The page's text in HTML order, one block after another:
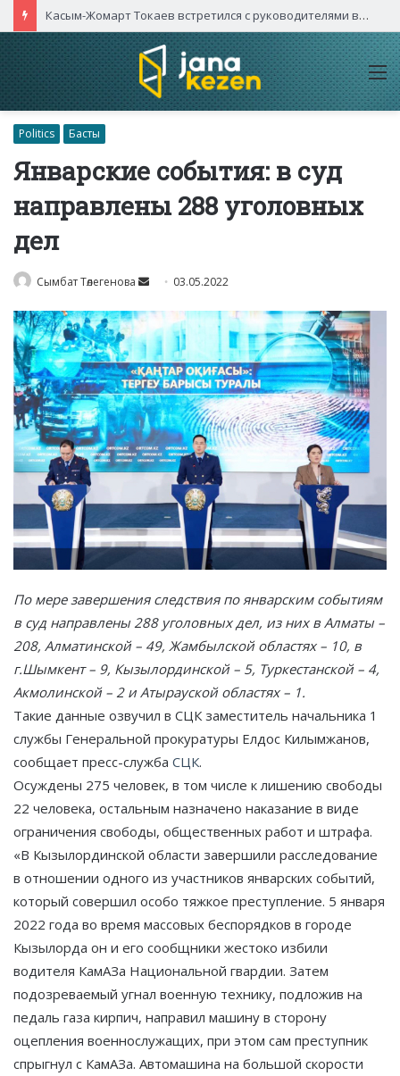
Касым-Жомарт Токаев встретился с руководителями высокотехнологичных компаний Китая
Politics Басты
Январские события: в суд
направлены 288 уголовных
дел
Сымбат Төлегенова
Send
email
03.05.2022
По мере завершения следствия по январским событиям
в суд направлены 288 уголовных дел, из них в Алматы –
208, Алматинской – 49, Жамбылской областях – 10, в
г.Шымкент – 9, Кызылординской – 5, Туркестанской – 4,
Акмолинской – 2 и Атырауской областях – 1.
Такие данные озвучил в СЦК заместитель начальника 1
службы Генеральной прокуратуры Елдос Килымжанов,
сообщает пресс-служба СЦК.
Осуждены 275 человек, в том числе к лишению свободы
22 человека, остальным назначено наказание в виде
ограничения свободы, общественных работ и штрафа.
«В Кызылординской области завершили расследование
в отношении одного из участников январских событий,
который совершил особо тяжкое преступление. 5 января
2022 года во время массовых беспорядков в городе
Кызылорда он и его сообщники жестоко избили
водителя КамАЗа Национальной гвардии. Затем
подозреваемый угнал военную технику, подложив на
педаль газа кирпич, направил машину в сторону
оцепления военнослужащих, при этом сам преступник
спрыгнул с КамАЗа. Автомашина на большой скорости